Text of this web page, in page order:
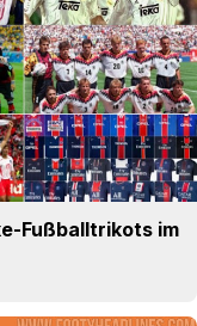
Fußballtrikots im